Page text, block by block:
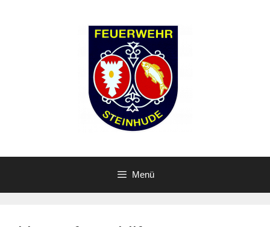
Menü